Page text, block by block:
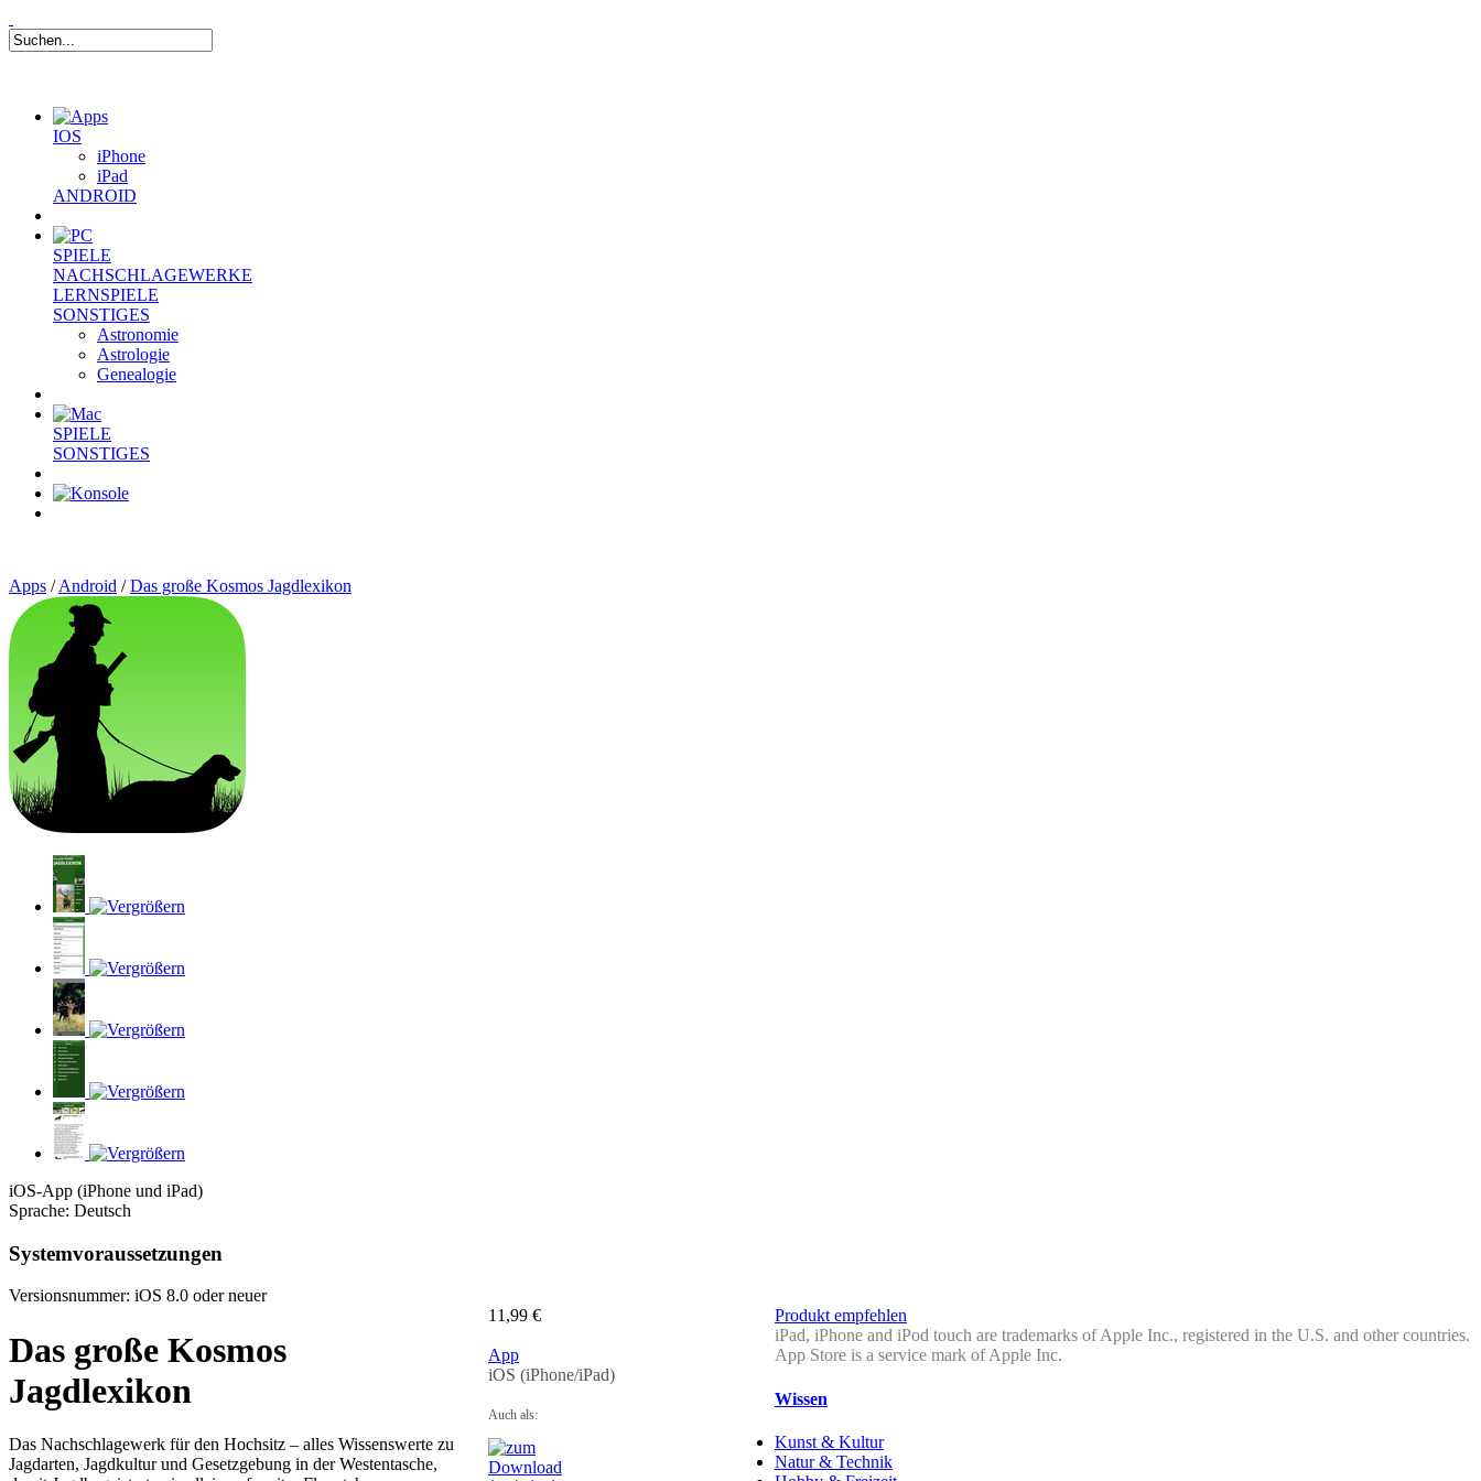
IOS
iPhone
iPad
ANDROID
SPIELE
NACHSCHLAGEWERKE
LERNSPIELE
SONSTIGES
Astronomie
Astrologie
Genealogie
SPIELE
SONSTIGES
Apps /Android /Das große Kosmos Jagdlexikon
iOS-App (iPhone und iPad)
Sprache: Deutsch
Systemvoraussetzungen
Versionsnummer: iOS 8.0 oder neuer
Das große Kosmos
Jagdlexikon
Das Nachschlagewerk für den Hochsitz – alles Wissenswerte zu
Jagdarten, Jagdkultur und Gesetzgebung in der Westentasche,
11,99 €
App
iOS (iPhone/iPad)
Auch als:
Produkt empfehlen
iPad, iPhone and iPod touch are trademarks of Apple Inc., registered in the U.S. and other countries.
App Store is a service mark of Apple Inc.
Wissen
Kunst & Kultur
Natur & Technik